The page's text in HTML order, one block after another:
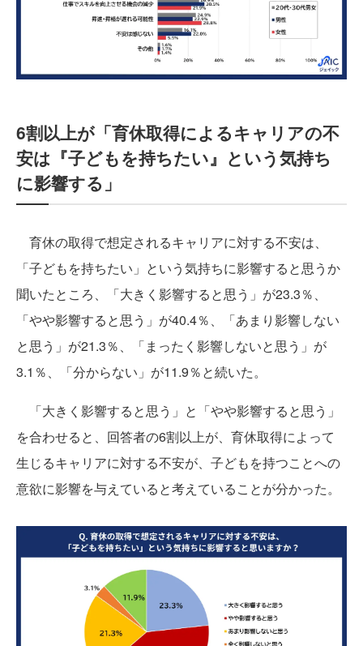
6割以上が「育休取得によるキャリアの不
安は『子どもを持ちたい』という気持ち
に影響する」
育休の取得で想定されるキャリアに対する不安は、
「子どもを持ちたい」という気持ちに影響すると思うか
聞いたところ、「大きく影響すると思う」が23.3％、
「やや影響すると思う」が40.4％、「あまり影響しない
と思う」が21.3％、「まったく影響しないと思う」が
3.1％、「分からない」が11.9％と続いた。
「大きく影響すると思う」と「やや影響すると思う」
を合わせると、回答者の6割以上が、育休取得によって
生じるキャリアに対する不安が、子どもを持つことへの
意欲に影響を与えていると考えていることが分かった。